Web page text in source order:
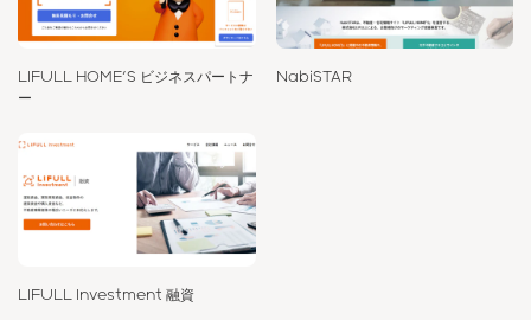
LIFULL HOME'S ビジネスパートナ
ー
NabiSTAR
LIFULL Investment 融資